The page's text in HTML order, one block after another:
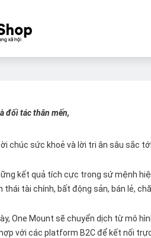
đối tác thân mến,
chúc sức khoẻ và lời tri ân sâu sắc
kết quả tích cực trong sứ mệnh
tài chính, bất động sản, bán lẻ,
One Mount sẽ chuyển dịch từ mô
với các platform B2C để kết nối